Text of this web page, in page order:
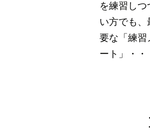
を練習し
い方でも
要な「練習
ート」・・